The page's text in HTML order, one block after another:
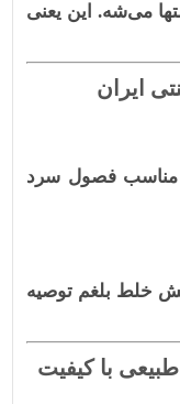
می‌شه. این یعنی
ایران
مناسب فصول سرد
خلط بلغم توصیه
طبیعی با کیفیت